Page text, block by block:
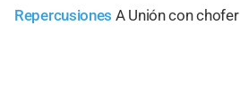
Repercusiones A Unión con chofer